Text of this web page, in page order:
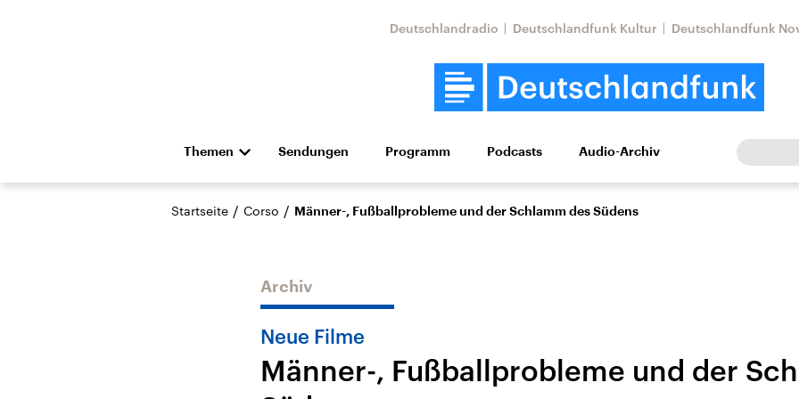
Deutschlandradio Deutschlandfunk Kultur Deutschlandfunk
Themen
Die Nachrichten Politik Wirtschaft Wissen Kultur Europa
Hörspiel und Feature Musik
Landtagswahl Sachsen-
USA
Aktuelle Beiträge,
Nahostkonflikt
Iran
Sendungen Programm Podcasts Audio-Archiv
Startseite / Corso / Männer-, Fußballprobleme und der Schlamm des Südens
Archiv
Neue Filme
Männer-, Fußballprobleme und der